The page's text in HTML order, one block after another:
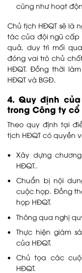
cũng như hoạt
Chủ tịch HĐQT sẽ là
tác của đội ngũ cấp
quả, duy trì mối
đóng vai trò chủ
HĐQT. Đồng thời
HĐQT và BGĐ.
4. Quy định
trong Công ty cổ
Theo quy định tại
tịch HĐQT có quyền
Xây dựng
HĐQT..
Chuẩn bị nội
cuộc họp. Đồng
họp HĐQT.
Thông qua nghị
Thực hiện giám
của HĐQT.
Chủ tọa các
HĐQT.